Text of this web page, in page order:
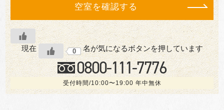
空室を確認する
現在 0 名が気になるボタンを押しています
0800-111-7776
受付時間/10:00〜19:00 年中無休